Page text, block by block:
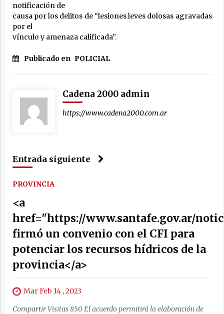
Capacitación del programa provincial «Crecer
04/08/2026
FANI para equipamiento en el marco de fuertes
Michlig y González entregaron aportes
gubernamentales en Ceres y recorrieron
obras junto a la intendente Dupouy
nueva entrega del Fondo de Asistencia
Educativa por $26 millones
notificación de
causa por los delitos de “lesiones leves dolosas agravadas
por el
vínculo y amenaza calificada”.
Publicado en POLICIAL
Cadena 2000 admin
https://www.cadena2000.com.ar
Entrada siguiente
PROVINCIA
<a
href="https://www.santafe.gov.ar/
firmó un convenio con el CFI para
potenciar los recursos hídricos de la
provincia</a>
Mar Feb 14 , 2023
Compartir Visitas 850 El acuerdo permitirá la elaboración de